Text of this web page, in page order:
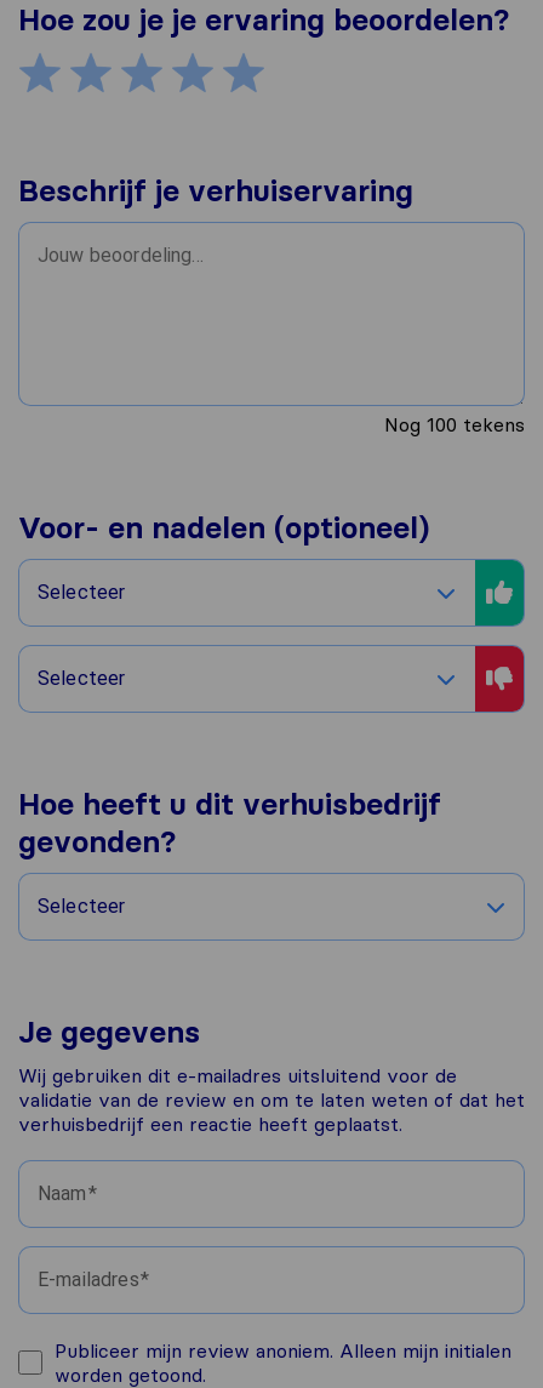
Hoe zou je je ervaring beoordelen?
Beschrijf je verhuiservaring
Nog 100 tekens
Voor- en nadelen (optioneel)
Selecteer
Selecteer
Hoe heeft u dit verhuisbedrijf
gevonden?
Selecteer
Je gegevens
Wij gebruiken dit e-mailadres uitsluitend voor de
validatie van de review en om te laten weten of dat het
verhuisbedrijf een reactie heeft geplaatst.
Naam
E-mailadres
Publiceer mijn review anoniem. Alleen mijn initialen
worden getoond.